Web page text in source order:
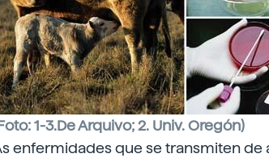
1-3.De Arquivo; 2. Univ. Oregón)
enfermidades que se transmiten de